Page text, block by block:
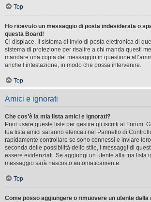
Top
Ho ricevuto un messaggio di posta indesiderata o
questa Board!
Ci dispiace. Il sistema di invio di posta elettronica di
sistema di protezione per risalire a chi manda questi
mandare una copia del messaggio in questione
anche l’intestazione, in modo che possa intervenire.
Top
Amici e ignorati
Che cos’è la mia lista amici e ignorati?
Puoi usare queste liste per gestire gli iscritti al Forum.
tua lista amici saranno elencati nel Pannello di
rapidamente controllare se sono connessi e inviare
seconda delle possibilità dello stile, i messaggi di
essere evidenziati. Se aggiungi un utente alla tua lista
messaggio sarà nascosto automaticamente.
Top
Come posso aggiungere o rimuovere un utente dalla